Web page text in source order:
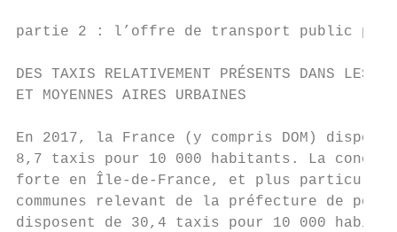
partie 2 : l’offre de transport public
DES TAXIS RELATIVEMENT
ET MOYENNES AIRES URBAINES
En 2017, la France (y compris DOM)
8,7 taxis pour 10 000 habitants. La
forte en Île-de-France, et plus
communes relevant de la préfecture de
disposent de 30,4 taxis pour 10 000